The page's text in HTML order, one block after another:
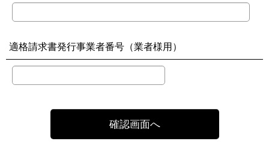
適格請求書発行事業者番号（業者様用）
確認画面へ